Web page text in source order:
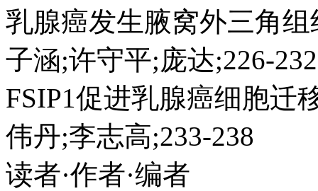
乳腺癌发生腋窝外三角
子涵;许守平;庞达;226-232
FSIP1促进乳腺癌细胞迁
伟丹;李志高;233-238
读者·作者·编者